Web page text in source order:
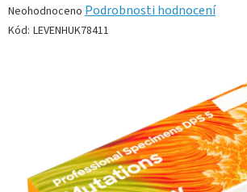
Průměrné
hodnocení
Neohodnoceno Podrobnosti hodnocení
Kód: LEVENHUK78411